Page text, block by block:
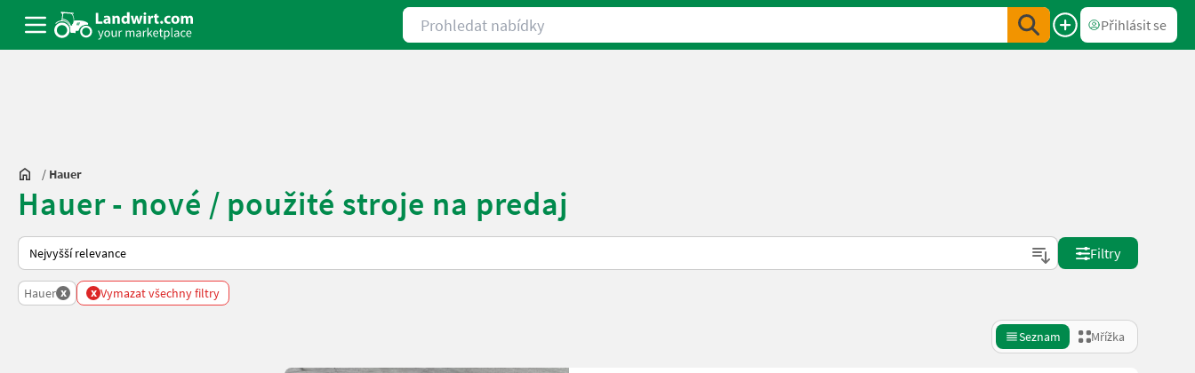
Prohledat nabídky
Přihlásit se
/ Hauer
Hauer - nové / použité stroje na predaj
Takto se řadí nabídky na Landwirt.com
Filtry
Hauer x x Vymazat všechny filtry
Seznam Mřížka